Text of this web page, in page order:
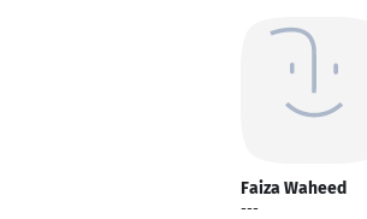
Faiza Waheed
---